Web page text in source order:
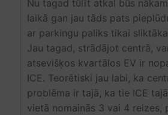
Nu tagad tūlīt atkal būs
laikā gan jau tāds pats
ar parkingu paliks tikai
Jau tagad, strādājot centrā,
atsevišķos kvartālos EV ir
ICE. Teorētiski jau labi, ka
problēma ir tajā, ka tie ICE
vietā nomainās 3 vai 4 reizes,